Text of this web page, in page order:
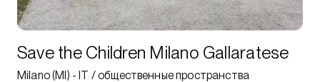
Save the Children Milano Gallaratese
Milano (MI) - IT / общественные пространства